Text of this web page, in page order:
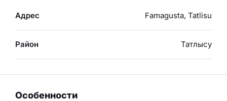
Адрес Famagusta, Tatlisu
Район Татлысу
Особенности